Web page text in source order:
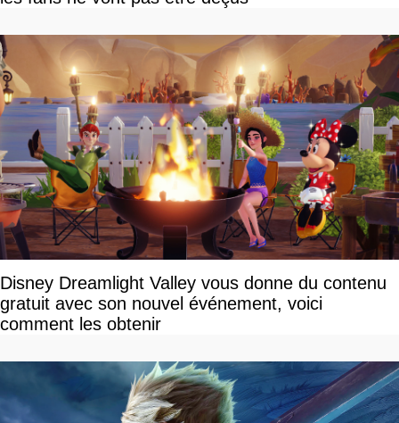
Disney Dreamlight Valley vous donne du contenu
gratuit avec son nouvel événement, voici
comment les obtenir